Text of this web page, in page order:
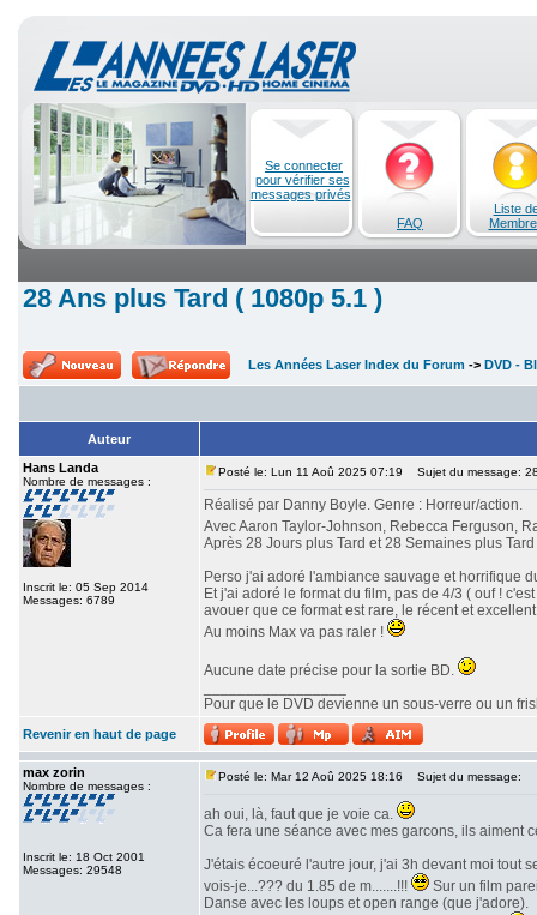
Se connecter
pour vérifier ses
messages privés
FAQ
Liste
28 Ans plus Tard ( 1080p 5.1 )
Les Années Laser Index du Forum -> DVD -
Auteur
Hans Landa
Nombre de messages :
Inscrit le: 05 Sep 2014
Messages: 6789
Posté le: Lun 11 Aoû 2025 07:19 Sujet du message:
Réalisé par Danny Boyle. Genre : Horreur/action.
Avec Aaron Taylor-Johnson, Rebecca Ferguson,
Après 28 Jours plus Tard et 28 Semaines plus
Perso j'ai adoré l'ambiance sauvage et horrifique
Et j'ai adoré le format du film, pas de 4/3 ( ouf !
avouer que ce format est rare, le récent et
Au moins Max va pas raler !
Aucune date précise pour la sortie BD.
Pour que le DVD devienne un sous-verre ou un
Revenir en haut de page
max zorin
Nombre de messages :
Inscrit le: 18 Oct 2001
Messages: 29548
Posté le: Mar 12 Aoû 2025 18:16 Sujet du message:
ah oui, là, faut que je voie ca.
Ca fera une séance avec mes garcons, ils aiment
J'étais écoeuré l'autre jour, j'ai 3h devant moi tout
vois-je...??? du 1.85 de m.......!!!
Sur un film
Danse avec les loups et open range (que j'adore).